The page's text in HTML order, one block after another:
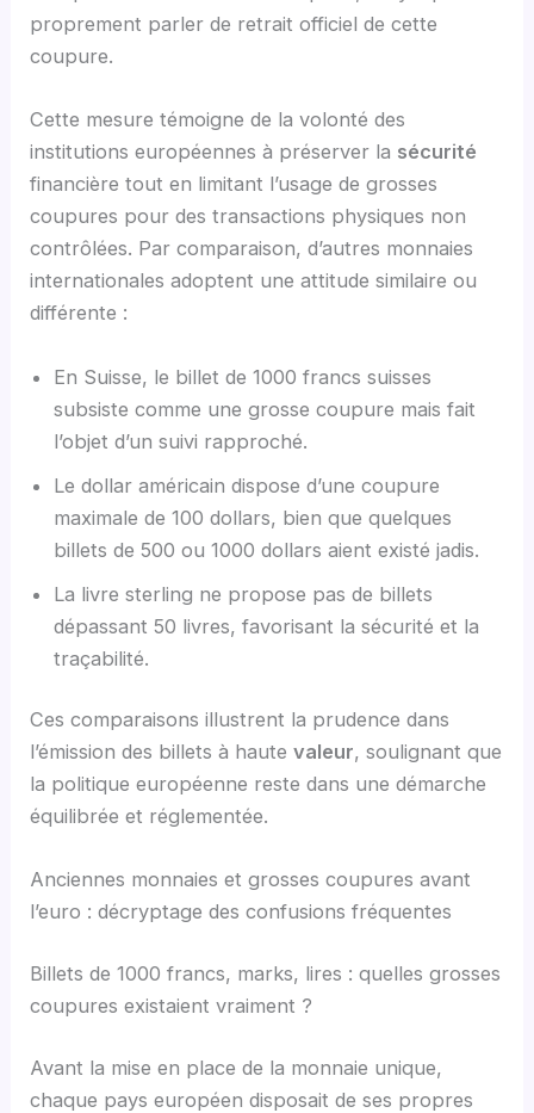
proprement parler de retrait officiel de cette
coupure.
Cette mesure témoigne de la volonté des
institutions européennes à préserver la sécurité
financière tout en limitant l’usage de grosses
coupures pour des transactions physiques non
contrôlées. Par comparaison, d’autres monnaies
internationales adoptent une attitude similaire ou
différente :
En Suisse, le billet de 1000 francs suisses
subsiste comme une grosse coupure mais fait
l’objet d’un suivi rapproché.
Le dollar américain dispose d’une coupure
maximale de 100 dollars, bien que quelques
billets de 500 ou 1000 dollars aient existé jadis.
La livre sterling ne propose pas de billets
dépassant 50 livres, favorisant la sécurité et la
traçabilité.
Ces comparaisons illustrent la prudence dans
l’émission des billets à hautevaleur, soulignant que
la politique européenne reste dans une démarche
équilibrée et réglementée.
Anciennes monnaies et grosses coupures avant
l’euro : décryptage des confusions fréquentes
Billets de 1000 francs, marks, lires : quelles grosses
coupures existaient vraiment ?
Avant la mise en place de la monnaie unique,
chaque pays européen disposait de ses propres